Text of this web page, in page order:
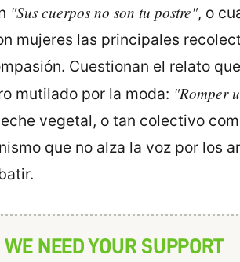
"Sus cuerpos no son tu postre", o
mujeres las principales
Cuestionan el relato
mutilado por la moda: "Romper
vegetal, o tan colectivo
que no alza la voz por los
WE NEED YOUR SUPPORT